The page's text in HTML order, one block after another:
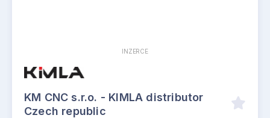
INZERCE
KM CNC s.r.o. - KIMLA distributor
Czech republic